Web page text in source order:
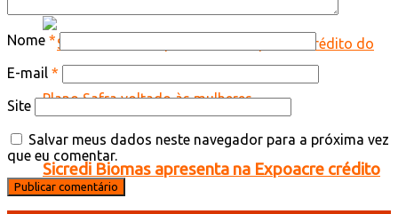
Sicredi Biomas apresenta na Expoacre crédito
Nome *
E-mail *
Site
Salvar meus dados neste navegador para a próxima vez
que eu comentar.